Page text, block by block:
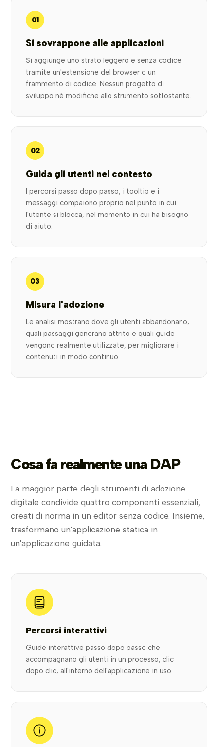
01
Si sovrappone alle applicazioni
Si aggiunge uno strato leggero e senza codice
tramite un'estensione del browser o un
frammento di codice. Nessun progetto di
sviluppo né modifiche allo strumento sottostante.
02
Guida gli utenti nel contesto
I percorsi passo dopo passo, i tooltip e i
messaggi compaiono proprio nel punto in cui
l'utente si blocca, nel momento in cui ha bisogno
di aiuto.
03
Misura l'adozione
Le analisi mostrano dove gli utenti abbandonano,
quali passaggi generano attrito e quali guide
vengono realmente utilizzate, per migliorare i
contenuti in modo continuo.
Cosa fa realmente una DAP
La maggior parte degli strumenti di adozione
digitale condivide quattro componenti essenziali,
creati di norma in un editor senza codice. Insieme,
trasformano un'applicazione statica in
un'applicazione guidata.
Percorsi interattivi
Guide interattive passo dopo passo che
accompagnano gli utenti in un processo, clic
dopo clic, all'interno dell'applicazione in uso.